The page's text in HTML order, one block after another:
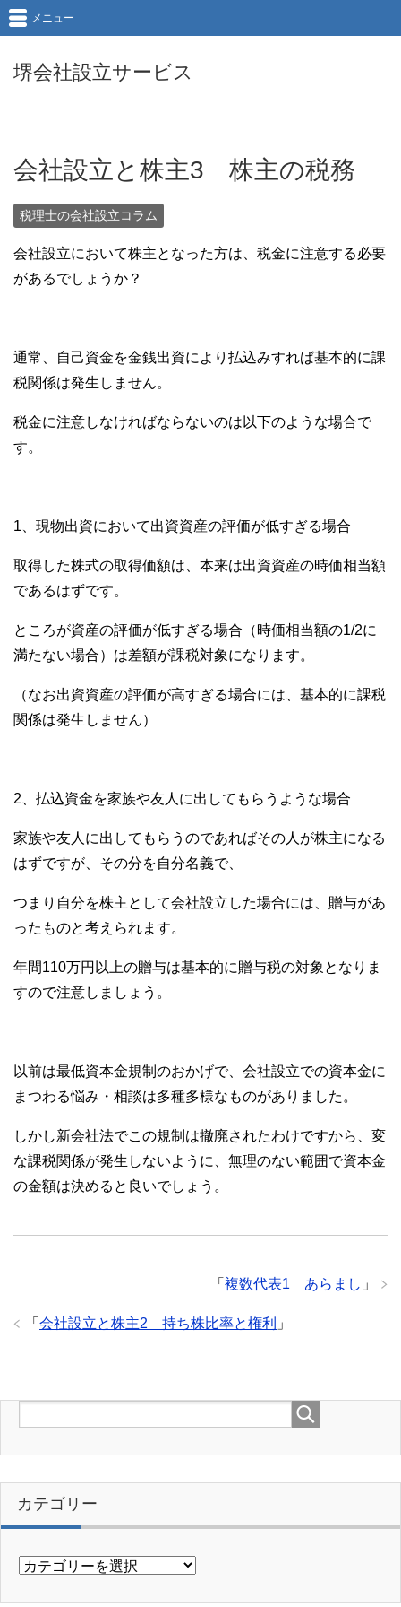
堺会社設立サービス
メニュー
会社設立と株主3 株主の税務
税理士の会社設立コラム
会社設立において株主となった方は、税金に注意する必要
があるでしょうか？
通常、自己資金を金銭出資により払込みすれば基本的に課
税関係は発生しません。
税金に注意しなければならないのは以下のような場合で
す。
1、現物出資において出資資産の評価が低すぎる場合
取得した株式の取得価額は、本来は出資資産の時価相当額
であるはずです。
ところが資産の評価が低すぎる場合（時価相当額の1/2に
満たない場合）は差額が課税対象になります。
（なお出資資産の評価が高すぎる場合には、基本的に課税
関係は発生しません）
2、払込資金を家族や友人に出してもらうような場合
家族や友人に出してもらうのであればその人が株主になる
はずですが、その分を自分名義で、
つまり自分を株主として会社設立した場合には、贈与があ
ったものと考えられます。
年間110万円以上の贈与は基本的に贈与税の対象となりま
すので注意しましょう。
以前は最低資本金規制のおかげで、会社設立での資本金に
まつわる悩み・相談は多種多様なものがありました。
しかし新会社法でこの規制は撤廃されたわけですから、変
な課税関係が発生しないように、無理のない範囲で資本金
の金額は決めると良いでしょう。
「 複数代表1 あらまし 」
「 会社設立と株主2 持ち株比率と権利 」
カテゴリー
カ
ゴ